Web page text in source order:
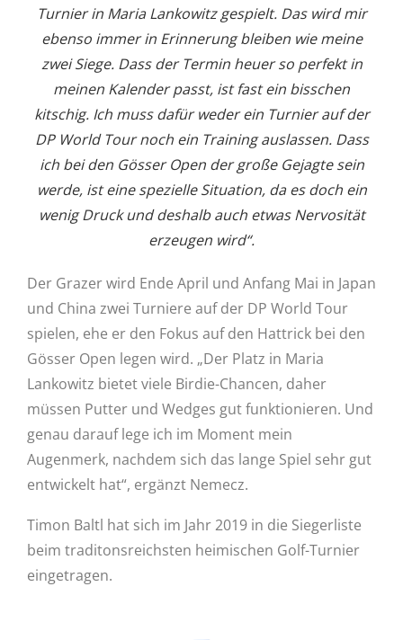
Turnier in Maria Lankowitz gespielt. Das wird mir
ebenso immer in Erinnerung bleiben wie meine
zwei Siege. Dass der Termin heuer so perfekt in
meinen Kalender passt, ist fast ein bisschen
kitschig. Ich muss dafür weder ein Turnier auf der
DP World Tour noch ein Training auslassen. Dass
ich bei den Gösser Open der große Gejagte sein
werde, ist eine spezielle Situation, da es doch ein
wenig Druck und deshalb auch etwas Nervosität
erzeugen wird“.
Der Grazer wird Ende April und Anfang Mai in Japan
und China zwei Turniere auf der DP World Tour
spielen, ehe er den Fokus auf den Hattrick bei den
Gösser Open legen wird. „Der Platz in Maria
Lankowitz bietet viele Birdie-Chancen, daher
müssen Putter und Wedges gut funktionieren. Und
genau darauf lege ich im Moment mein
Augenmerk, nachdem sich das lange Spiel sehr gut
entwickelt hat“, ergänzt Nemecz.
Timon Baltl hat sich im Jahr 2019 in die Siegerliste
beim traditonsreichsten heimischen Golf-Turnier
eingetragen.